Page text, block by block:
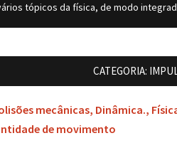
tópicos da física, de modo
CATEGORIA:
mecânicas, Dinâmica.,
de movimento